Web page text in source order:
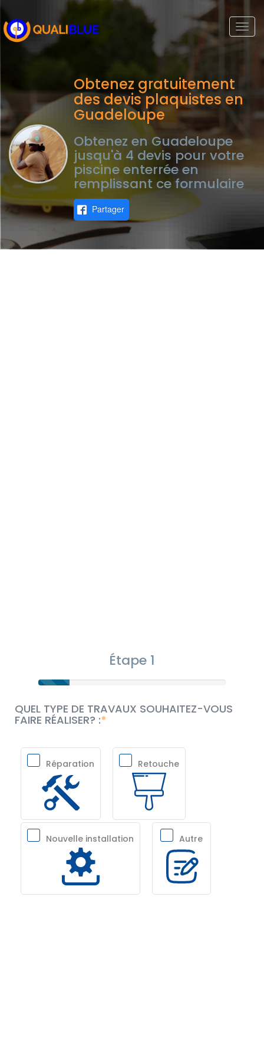
Obtenez gratuitement
des devis plaquistes en
Guadeloupe
Obtenez en Guadeloupe
jusqu'à 4 devis pour votre
piscine enterrée en
remplissant ce formulaire
Partager
Étape 1
QUEL TYPE DE TRAVAUX SOUHAITEZ-VOUS
FAIRE RÉALISER? :
Réparation Retouche
Nouvelle installation Autre